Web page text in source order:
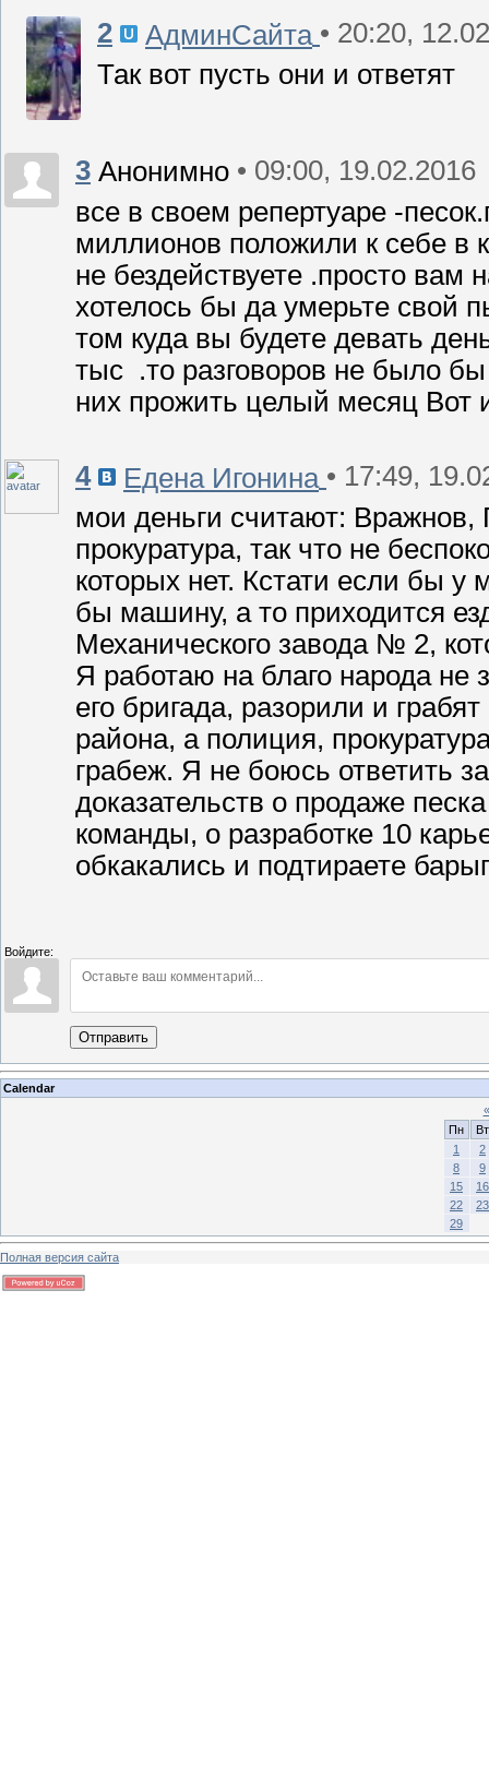
2 АдминСайта • 20:20,
Так вот пусть они и ответят
3 Анонимно • 09:00, 19.02.2016
все в своем репертуаре -
миллионов положили к себе в
не бездействуете .просто вам
хотелось бы да умерьте свой
том куда вы будете девать
тыс .то разговоров не было
них прожить целый месяц Вот
4 Едена Игонина • 17:49,
мои деньги считают:
прокуратура, так что не
которых нет. Кстати если бы
бы машину, а то приходится
Механического завода № 2,
Я работаю на благо народа не
его бригада, разорили и
района, а полиция,
грабеж. Я не боюсь ответить
доказательств о продаже
команды, о разработке 10
обкакались и подтираете
Войдите:
Отправить
Calendar
«
Пн
Вт
1
2
8
9
15
16
22
23
29
Полная версия сайта